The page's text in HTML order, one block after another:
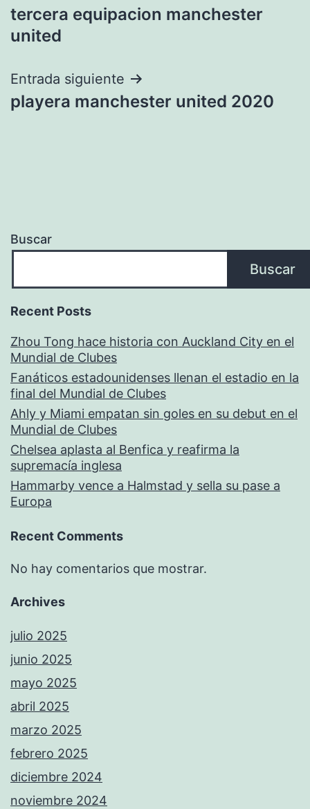
de
tercera equipacion manchester
united
Entrada siguiente
playera manchester united 2020
Buscar
Buscar
Recent Posts
Zhou Tong hace historia con Auckland City en el
Mundial de Clubes
Fanáticos estadounidenses llenan el estadio en la
final del Mundial de Clubes
Ahly y Miami empatan sin goles en su debut en el
Mundial de Clubes
Chelsea aplasta al Benfica y reafirma la
supremacía inglesa
Hammarby vence a Halmstad y sella su pase a
Europa
Recent Comments
No hay comentarios que mostrar.
Archives
julio 2025
junio 2025
mayo 2025
abril 2025
marzo 2025
febrero 2025
diciembre 2024
noviembre 2024